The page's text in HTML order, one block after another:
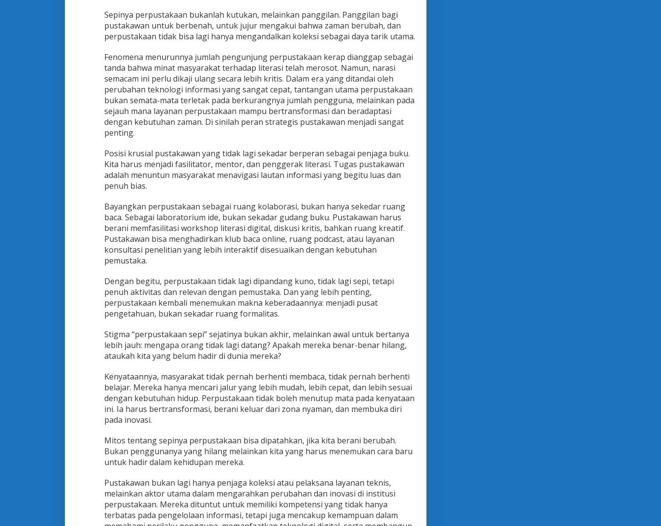
Sepinya perpustakaan bukanlah kutukan, melainkan panggilan. Panggilan bagi
pustakawan untuk berbenah, untuk jujur mengakui bahwa zaman berubah, dan
perpustakaan tidak bisa lagi hanya mengandalkan koleksi sebagai daya tarik utama.
Fenomena menurunnya jumlah pengunjung perpustakaan kerap dianggap sebagai
tanda bahwa minat masyarakat terhadap literasi telah merosot. Namun, narasi
semacam ini perlu dikaji ulang secara lebih kritis. Dalam era yang ditandai oleh
perubahan teknologi informasi yang sangat cepat, tantangan utama perpustakaan
bukan semata-mata terletak pada berkurangnya jumlah pengguna, melainkan pada
sejauh mana layanan perpustakaan mampu bertransformasi dan beradaptasi
dengan kebutuhan zaman. Di sinilah peran strategis pustakawan menjadi sangat
penting.
Posisi krusial pustakawan yang tidak lagi sekadar berperan sebagai penjaga buku.
Kita harus menjadi fasilitator, mentor, dan penggerak literasi. Tugas pustakawan
adalah menuntun masyarakat menavigasi lautan informasi yang begitu luas dan
penuh bias.
Bayangkan perpustakaan sebagai ruang kolaborasi, bukan hanya sekedar ruang
baca. Sebagai laboratorium ide, bukan sekadar gudang buku. Pustakawan harus
berani memfasilitasi workshop literasi digital, diskusi kritis, bahkan ruang kreatif.
Pustakawan bisa menghadirkan klub baca online, ruang podcast, atau layanan
konsultasi penelitian yang lebih interaktif disesuaikan dengan kebutuhan
pemustaka.
Dengan begitu, perpustakaan tidak lagi dipandang kuno, tidak lagi sepi, tetapi
penuh aktivitas dan relevan dengan pemustaka. Dan yang lebih penting,
perpustakaan kembali menemukan makna keberadaannya: menjadi pusat
pengetahuan, bukan sekadar ruang formalitas.
Stigma “perpustakaan sepi” sejatinya bukan akhir, melainkan awal untuk bertanya
lebih jauh: mengapa orang tidak lagi datang? Apakah mereka benar-benar hilang,
ataukah kita yang belum hadir di dunia mereka?
Kenyataannya, masyarakat tidak pernah berhenti membaca, tidak pernah berhenti
belajar. Mereka hanya mencari jalur yang lebih mudah, lebih cepat, dan lebih sesuai
dengan kebutuhan hidup. Perpustakaan tidak boleh menutup mata pada kenyataan
ini. Ia harus bertransformasi, berani keluar dari zona nyaman, dan membuka diri
pada inovasi.
Mitos tentang sepinya perpustakaan bisa dipatahkan, jika kita berani berubah.
Bukan penggunanya yang hilang melainkan kita yang harus menemukan cara baru
untuk hadir dalam kehidupan mereka.
Pustakawan bukan lagi hanya penjaga koleksi atau pelaksana layanan teknis,
melainkan aktor utama dalam mengarahkan perubahan dan inovasi di institusi
perpustakaan. Mereka dituntut untuk memiliki kompetensi yang tidak hanya
terbatas pada pengelolaan informasi, tetapi juga mencakup kemampuan dalam